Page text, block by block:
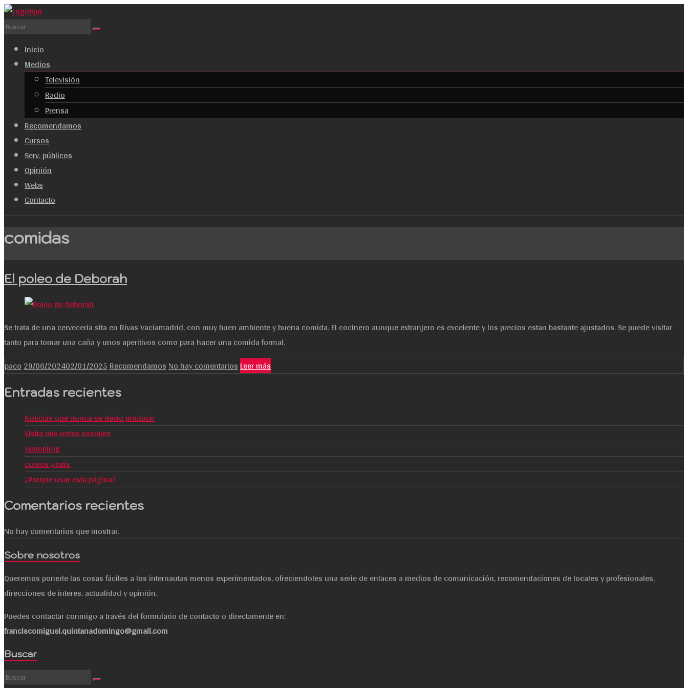
Saltar
al
Paco
Quintana
información,
entretenimiento
español
Menú Inicio
Medios
Televisión
Radio
Prensa
Recomendamos
Cursos
Serv. públicos
Opinión
Webs
Contacto
comidas
El poleo de Deborah
Se trata de una cervecería sita en Rivas Vaciamadrid, con muy buen ambiente y buena comida. El cocinero aunque extranjero es excelente y los precios estan bastante ajustados. Se puede visitar
tanto para tomar una caña y unos aperitivos como para hacer una comida formal.
paco29/06/202402/01/2025RecomendamosNo hay comentariosLeer más
Entradas recientes
Noticias que nunca se devio producir
Visita mis redes sociales
+kampinig
cursos gratis
¿Porque usar esta página?
Comentarios recientes
No hay comentarios que mostrar.
Sobre nosotros
Queremos ponerle las cosas fáciles a los internautas menos experimentados, ofreciendoles una serie de enlaces a medios de comunicación, recomendaciones de locales y profesionales,
direcciones de interes, actualidad y opinión.
Puedes contactar conmigo a través del formulario de contacto o directamente en:
franciscomiguel.quintanadomingo@gmail.com
Buscar